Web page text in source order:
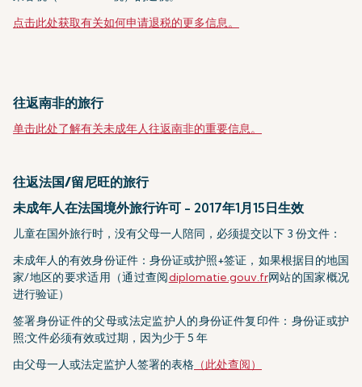
点击此处获取有关如何申请退税的更多信息。
往返南非的旅行
单击此处了解有关未成年人往返南非的重要信息。
往返法国/留尼旺的旅行
未成年人在法国境外旅行许可 - 2017年1月15日生效
儿童在国外旅行时，没有父母一人陪同，必须提交以下 3 份文件：
未成年人的有效身份证件：身份证或护照+签证，如果根据目的地国
家/地区的要求适用（通过查阅diplomatie.gouv.fr网站的国家概况
进行验证）
签署身份证件的父母或法定监护人的身份证件复印件：身份证或护
照;文件必须有效或过期，因为少于 5 年
由父母一人或法定监护人签署的表格 （此处查阅）